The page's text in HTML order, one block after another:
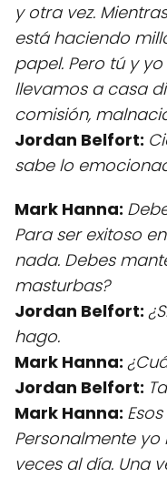
y otra vez.
está haciendo
papel. Pero tú y
llevamos a casa
comisión,
Jordan Belfort:
sabe lo
Mark Hanna:
Para ser exitoso
nada. Debes
masturbas?
Jordan Belfort:
hago.
Mark Hanna:
Jordan Belfort:
Mark Hanna:
Personalmente
veces al día. Una